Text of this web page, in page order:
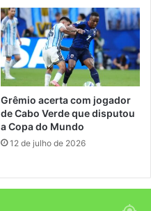
Grêmio acerta com jogador
de Cabo Verde que disputou
a Copa do Mundo
12 de julho de 2026